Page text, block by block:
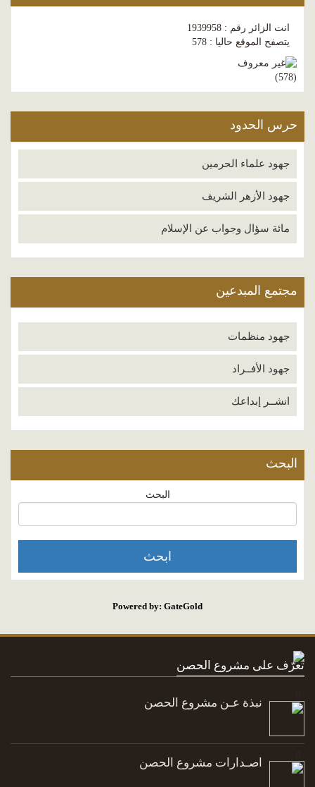
انت الزائر رقم : 1939958
يتصفح الموقع حاليا : 578
(
578
)
حرس الحدود
جهود علماء الحرمين
جهود الأزهر الشريف
مائة سؤال وجواب عن الإسلام
مجتمع المبدعين
جهود منظمات
جهود الأفــراد
انشــر إبداعك
البحث
البحث
Powered by: GateGold
تعرّف على مشروع الحصن
نبذة عـن مشروع الحصن
اصـدارات مشروع الحصن